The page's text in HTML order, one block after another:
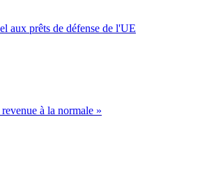
aux prêts de défense de l'UE
à la normale »